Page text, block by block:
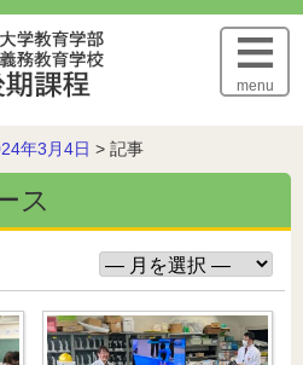
ジの本文へ
menu
年3月4日 > 記事
ス